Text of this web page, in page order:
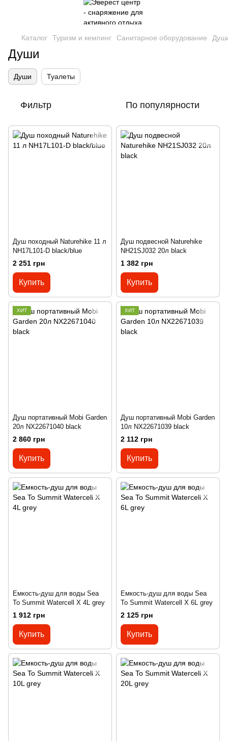
Каталог Туризм и кемпинг Санитарное оборудование
Души
Души Туалеты
Фильтр По популярности
Душ походный Naturehike 11 л
NH17L101-D black/blue
2 251 грн
Купить
Душ подвесной Naturehike
NH21SJ032 20л black
1 382 грн
Купить
ХИТ
Душ портативный Mobi Garden
20л NX22671040 black
2 860 грн
Купить
ХИТ
Душ портативный Mobi Garden
10л NX22671039 black
2 112 грн
Купить
Емкость-душ для воды Sea
To Summit Watercell X 4L grey
1 912 грн
Купить
Емкость-душ для воды Sea
To Summit Watercell X 6L grey
2 125 грн
Купить